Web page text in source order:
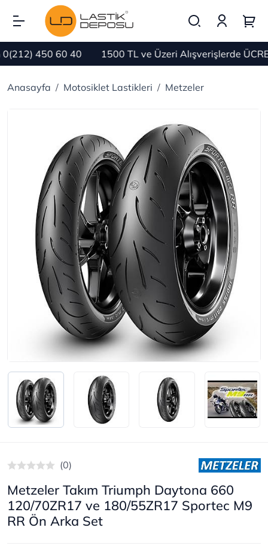
450 60 40 1500 TL ve Üzeri Alışverişlerde
Anasayfa Motosiklet Lastikleri Metzeler
(0)
Metzeler Takım Triumph Daytona 660
120/70ZR17 ve 180/55ZR17 Sportec M9
RR Ön Arka Set